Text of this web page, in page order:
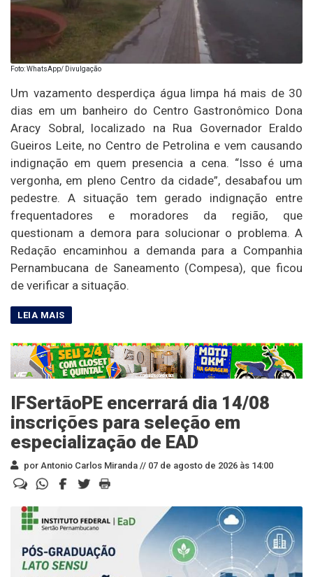
Foto: WhatsApp/ Divulgação
Um vazamento desperdiça água limpa há mais de 30
dias em um banheiro do Centro Gastronômico Dona
Aracy Sobral, localizado na Rua Governador Eraldo
Gueiros Leite, no Centro de Petrolina e vem causando
indignação em quem presencia a cena. “Isso é uma
vergonha, em pleno Centro da cidade”, desabafou um
pedestre. A situação tem gerado indignação entre
frequentadores e moradores da região, que
questionam a demora para solucionar o problema. A
Redação encaminhou a demanda para a Companhia
Pernambucana de Saneamento (Compesa), que ficou
de verificar a situação.
IFSertãoPE encerrará dia 14/08
inscrições para seleção em
especialização de EAD
por Antonio Carlos Miranda // 07 de agosto de 2026 às 14:00